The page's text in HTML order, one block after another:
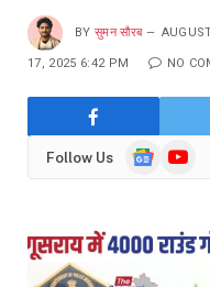
BY सुमन सौरब
17, 2025 6:42 PM NO
Follow Us
Google